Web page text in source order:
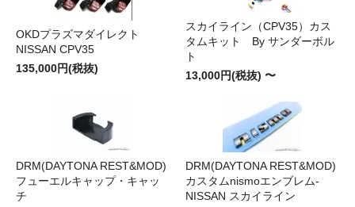
OKDプラズマダイレクト
NISSAN CPV35
135,000円(税抜)
スカイライン（CPV35）カス
タムキット By サンダーボル
ト
13,000円(税抜) 〜
DRM(DAYTONA REST&MOD)
フューエルキャップ・キャッ
チ
DRM(DAYTONA REST&MOD)
カスタムnismoエンブレム-
NISSAN スカイライン